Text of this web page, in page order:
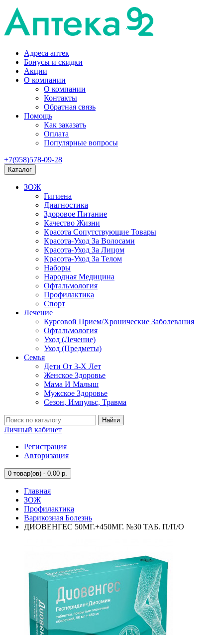
Адреса аптек
Бонусы и скидки
Акции
О компании
О компании
Контакты
Обратная связь
Помощь
Как заказать
Оплата
Популярные вопросы
+7(958)578-09-28
Каталог
ЗОЖ
Гигиена
Диагностика
Здоровое Питание
Качество Жизни
Красота Сопутствующие Товары
Красота-Уход За Волосами
Красота-Уход За Лицом
Красота-Уход За Телом
Наборы
Народная Медицина
Офтальмология
Профилактика
Спорт
Лечение
Курсовой Прием/Хронические Заболевания
Офтальмология
Уход (Лечение)
Уход (Предметы)
Семья
Дети От 3-Х Лет
Женское Здоровье
Мама И Малыш
Мужское Здоровье
Сезон, Импульс, Травма
Найти
Личный кабинет
Регистрация
Авторизация
0 товар(ов) - 0.00 р.
Главная
ЗОЖ
Профилактика
Варикозная Болезнь
ДИОВЕНГЕС 50МГ.+450МГ. №30 ТАБ. П/П/О